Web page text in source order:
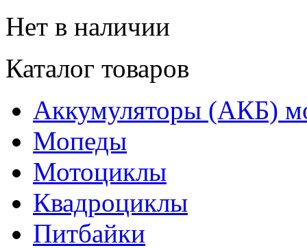
Нет в наличии
Каталог товаров
Аккумуляторы (АКБ)
Мопеды
Мотоциклы
Квадроциклы
Питбайки